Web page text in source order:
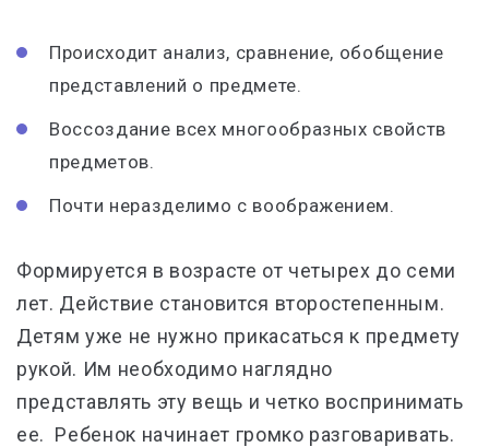
Происходит анализ, сравнение, обобщение
представлений о предмете.
Воссоздание всех многообразных свойств
предметов.
Почти неразделимо с воображением.
Формируется в возрасте от четырех до семи
лет. Действие становится второстепенным.
Детям уже не нужно прикасаться к предмету
рукой. Им необходимо наглядно
представлять эту вещь и четко воспринимать
ее. Ребенок начинает громко разговаривать.